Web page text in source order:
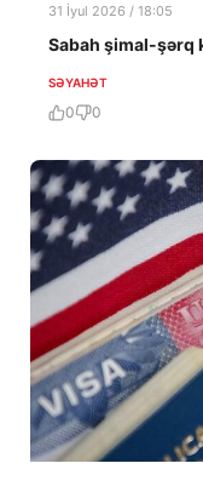
31 İyul 2026 / 18:05
Sabah şimal-şərq
SƏYAHƏT
0 0